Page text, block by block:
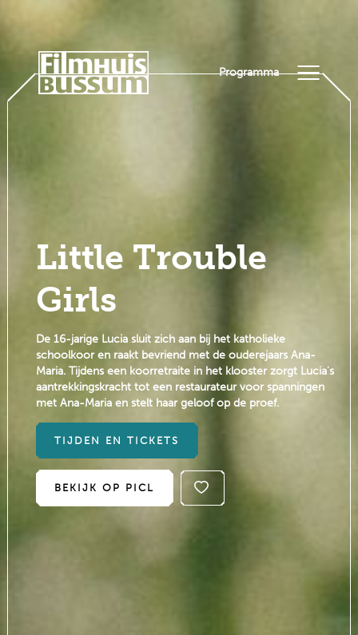
Programma
Little Trouble
Girls
De 16-jarige Lucia sluit zich aan bij het katholieke
schoolkoor en raakt bevriend met de ouderejaars Ana-
Maria. Tijdens een koorretraite in het klooster zorgt Lucia's
aantrekkingskracht tot een restaurateur voor spanningen
met Ana-Maria en stelt haar geloof op de proef.
TIJDEN EN TICKETS
BEKIJK OP PICL